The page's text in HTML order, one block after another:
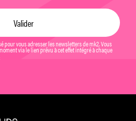
pour vous adresser les newsletters de mk2. Vous
via le lien prévu à cet effet intégré à chaque